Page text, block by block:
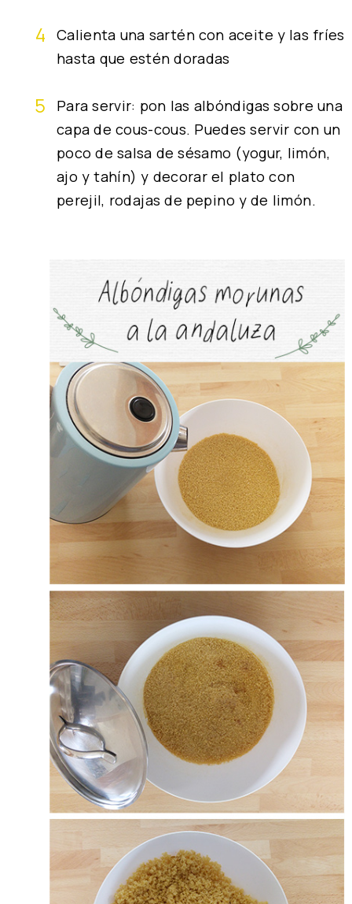
Calienta una sartén con aceite y las fríes
hasta que estén doradas
Para servir: pon las albóndigas sobre una
capa de cous-cous. Puedes servir con un
poco de salsa de sésamo (yogur, limón,
ajo y tahín) y decorar el plato con
perejil, rodajas de pepino y de limón.